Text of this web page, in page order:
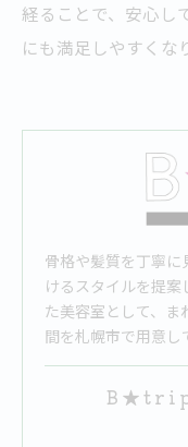
経ることで、安心し
にも満足しやすくな
骨格や髪質を丁寧
けるスタイルを提
た美容室として、
間を札幌市で用意し